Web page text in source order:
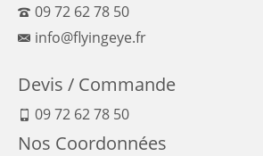
09 72 62 78 50
info@flyingeye.fr
Devis / Commande
09 72 62 78 50
Nos Coordonnées